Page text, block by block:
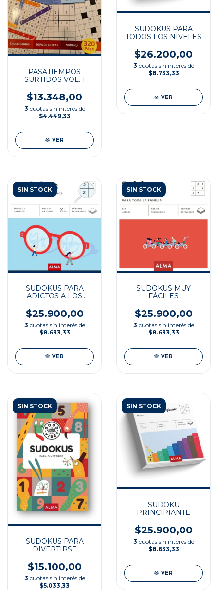
PASATIEMPOS
SURTIDOS VOL. 1
$13.348,00
3 cuotas sin interés de
$4.449,33
VER
SUDOKUS PARA
TODOS LOS NIVELES
$26.200,00
3 cuotas sin interés de
$8.733,33
VER
SIN STOCK
SUDOKUS PARA
ADICTOS A LOS
$25.900,00
3 cuotas sin interés de
$8.633,33
VER
SIN STOCK
SUDOKUS MUY
FÁCILES
$25.900,00
3 cuotas sin interés de
$8.633,33
VER
SIN STOCK
SUDOKUS PARA
DIVERTIRSE
$15.100,00
3 cuotas sin interés de
$5.033,33
SIN STOCK
SUDOKU
PRINCIPIANTE
$25.900,00
3 cuotas sin interés de
$8.633,33
VER